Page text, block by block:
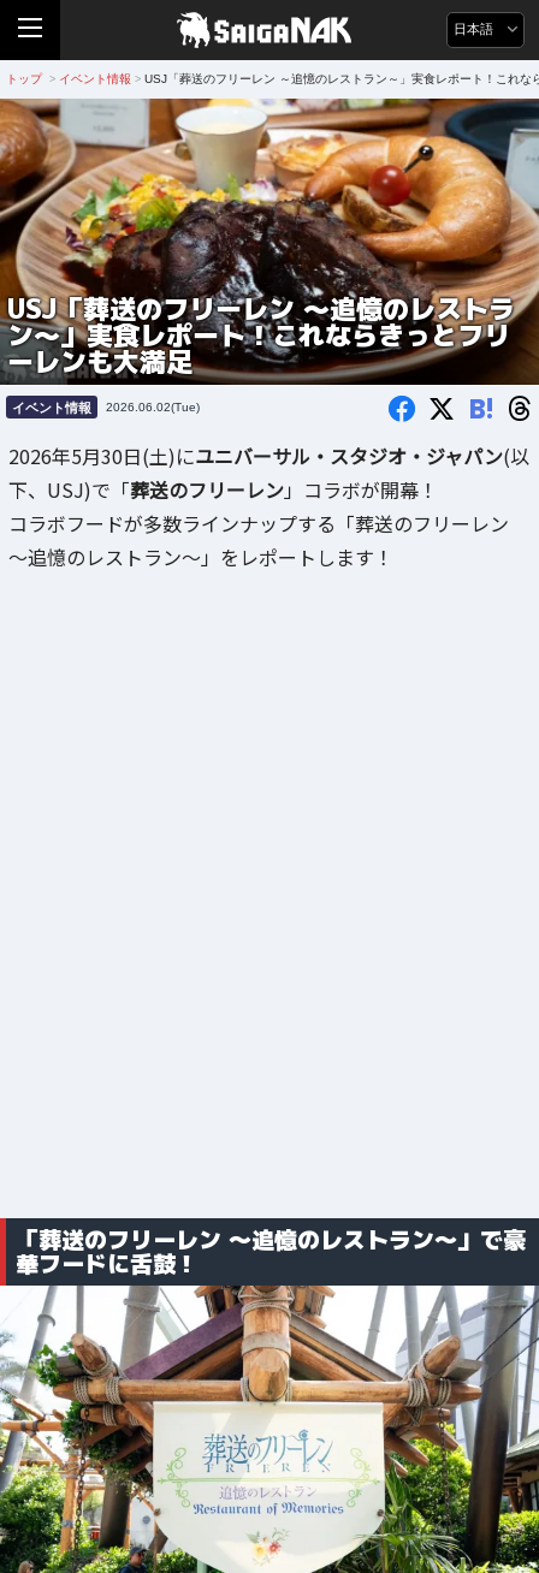
日本語
トップ > イベント情報 > USJ「葬送のフリーレン ～追憶のレストラン～」実食レポート！これな
USJ「葬送のフリーレン ～追憶のレストラ
ン～」実食レポート！これならきっとフリ
ーレンも大満足
イベント情報 2026.06.02(Tue) B!
2026年5月30日(土)にユニバーサル・スタジオ・ジャパン(以
下、USJ)で「葬送のフリーレン」コラボが開幕！
コラボフードが多数ラインナップする「葬送のフリーレン
～追憶のレストラン～」をレポートします！
「葬送のフリーレン ～追憶のレストラン～」で豪
華フードに舌鼓！